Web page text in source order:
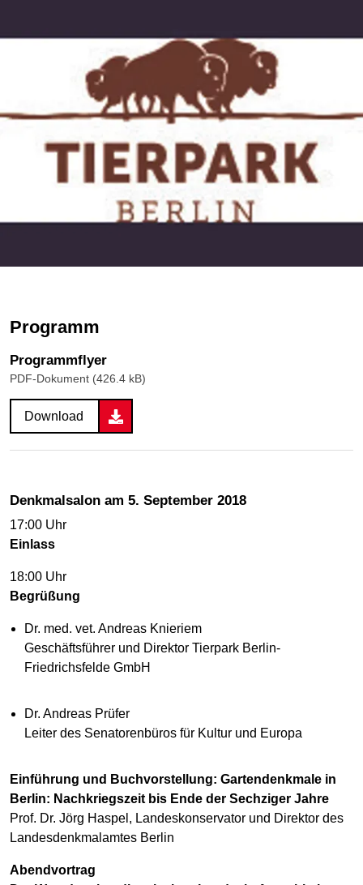
Programm
Programmflyer
PDF-Dokument (426.4 kB)
Download
Denkmalsalon am 5. September 2018
17:00 Uhr
Einlass
18:00 Uhr
Begrüßung
Dr. med. vet. Andreas Knieriem
Geschäftsführer und Direktor Tierpark Berlin-
Friedrichsfelde GmbH
Dr. Andreas Prüfer
Leiter des Senatorenbüros für Kultur und Europa
Einführung und Buchvorstellung: Gartendenkmale in
Berlin: Nachkriegszeit bis Ende der Sechziger Jahre
Prof. Dr. Jörg Haspel, Landeskonservator und Direktor des
Landesdenkmalamtes Berlin
Abendvortrag